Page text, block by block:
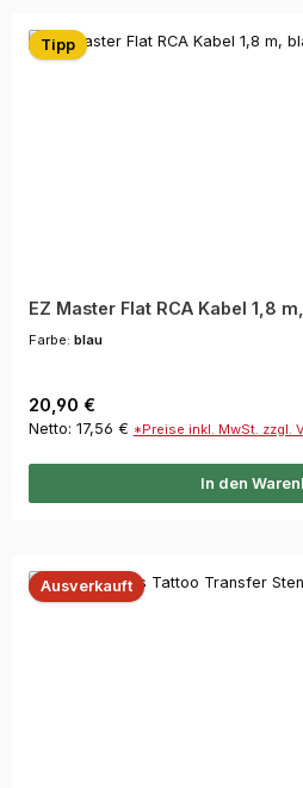
Tipp
EZ Master Flat RCA Kabel 1,8
Farbe: blau
Regulärer Preis:
20,90 €
Netto: 17,56 € *Preise inkl. MwSt. zzgl.
In den
Ausverkauft